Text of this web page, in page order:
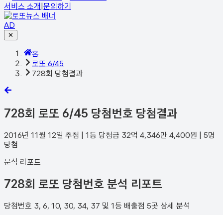
서비스 소개|문의하기
AD
✕
홈
로또 6/45
728회 당첨결과
728회 로또 6/45 당첨번호 당첨결과
2016년 11월 12일 추첨 | 1등 당첨금 32억 4,346만 4,400원 | 5명
당첨
분석 리포트
728회 로또 당첨번호 분석 리포트
당첨번호 3, 6, 10, 30, 34, 37 및 1등 배출점 5곳 상세 분석